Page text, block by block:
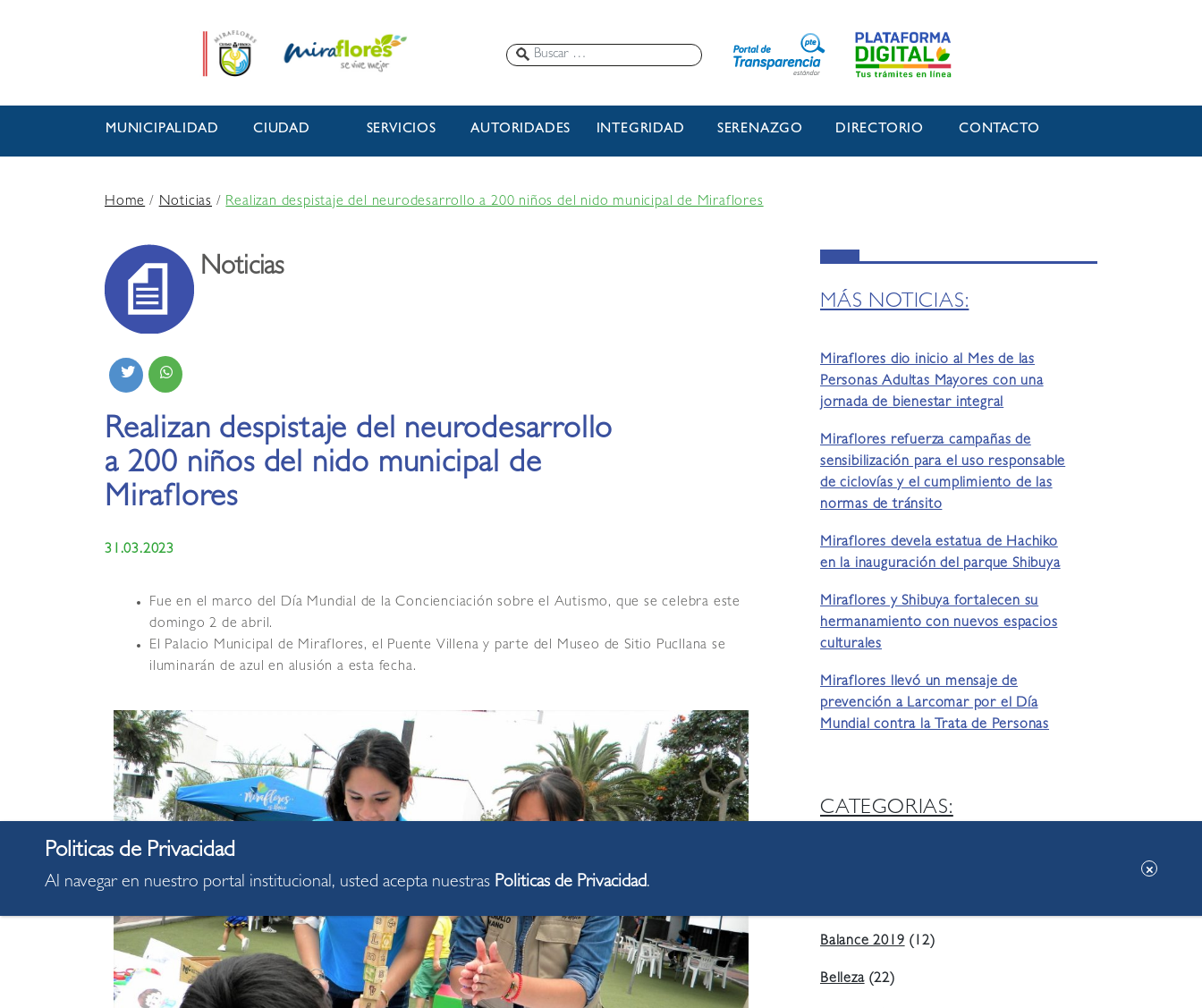
MUNICIPALIDAD CIUDAD SERVICIOS AUTORIDADES INTEGRIDAD SERENAZGO DIRECTORIO CONTACTO
Home/Noticias /Realizan despistaje del neurodesarrollo a 200 niños del nido municipal de Miraflores
Noticias
Realizan despistaje del neurodesarrollo
a 200 niños del nido municipal de
Miraflores
31.03.2023
Fue en el marco del Día Mundial de la Concienciación sobre el Autismo, que se celebra este
domingo 2 de abril.
El Palacio Municipal de Miraflores, el Puente Villena y parte del Museo de Sitio Pucllana se
iluminarán de azul en alusión a esta fecha.
MÁS NOTICIAS:
Miraflores dio inicio al Mes de las
Personas Adultas Mayores con una
jornada de bienestar integral
Miraflores refuerza campañas de
sensibilización para el uso responsable
de ciclovías y el cumplimiento de las
normas de tránsito
Miraflores devela estatua de Hachiko
en la inauguración del parque Shibuya
Miraflores y Shibuya fortalecen su
hermanamiento con nuevos espacios
culturales
Miraflores llevó un mensaje de
prevención a Larcomar por el Día
Mundial contra la Trata de Personas
CATEGORIAS:
Balance 2019(12)
Belleza(22)
Al navegar en nuestro portal institucional, usted acepta nuestras Politicas de Privacidad.